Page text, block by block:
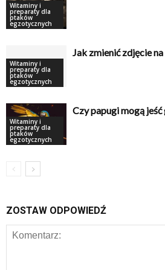
Witaminy i
preparaty dla
ptaków
egzotycznych
Witaminy i
preparaty dla
ptaków
egzotycznych
Jak zmienić zdjęcie na
Witaminy i
preparaty dla
ptaków
egzotycznych
Czy papugi mogą
ZOSTAW ODPOWIEDŹ